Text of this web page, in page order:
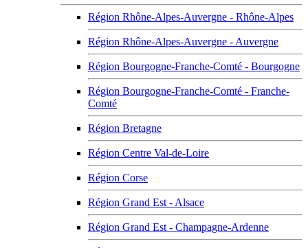
Région Rhône-Alpes-Auvergne - Rhône-Alpes
Région Rhône-Alpes-Auvergne - Auvergne
Région Bourgogne-Franche-Comté - Bourgogne
Région Bourgogne-Franche-Comté - Franche-
Comté
Région Bretagne
Région Centre Val-de-Loire
Région Corse
Région Grand Est - Alsace
Région Grand Est - Champagne-Ardenne